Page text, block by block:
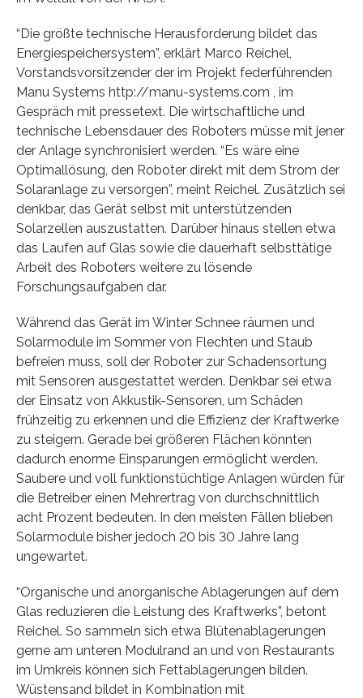
“Die größte technische Herausforderung bildet das
Energiespeichersystem”, erklärt Marco Reichel,
Vorstandsvorsitzender der im Projekt federführenden
Manu Systems http://manu-systems.com , im
Gespräch mit pressetext. Die wirtschaftliche und
technische Lebensdauer des Roboters müsse mit jener
der Anlage synchronisiert werden. “Es wäre eine
Optimallösung, den Roboter direkt mit dem Strom der
Solaranlage zu versorgen”, meint Reichel. Zusätzlich sei
denkbar, das Gerät selbst mit unterstützenden
Solarzellen auszustatten. Darüber hinaus stellen etwa
das Laufen auf Glas sowie die dauerhaft selbsttätige
Arbeit des Roboters weitere zu lösende
Forschungsaufgaben dar.
Während das Gerät im Winter Schnee räumen und
Solarmodule im Sommer von Flechten und Staub
befreien muss, soll der Roboter zur Schadensortung
mit Sensoren ausgestattet werden. Denkbar sei etwa
der Einsatz von Akkustik-Sensoren, um Schäden
frühzeitig zu erkennen und die Effizienz der Kraftwerke
zu steigern. Gerade bei größeren Flächen könnten
dadurch enorme Einsparungen ermöglicht werden.
Saubere und voll funktionstüchtige Anlagen würden für
die Betreiber einen Mehrertrag von durchschnittlich
acht Prozent bedeuten. In den meisten Fällen blieben
Solarmodule bisher jedoch 20 bis 30 Jahre lang
ungewartet.
“Organische und anorganische Ablagerungen auf dem
Glas reduzieren die Leistung des Kraftwerks”, betont
Reichel. So sammeln sich etwa Blütenablagerungen
gerne am unteren Modulrand an und von Restaurants
im Umkreis können sich Fettablagerungen bilden.
Wüstensand bildet in Kombination mit